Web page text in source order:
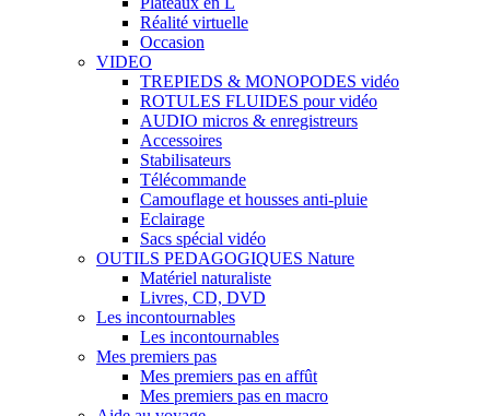
Réalité virtuelle
Occasion
VIDEO
TREPIEDS & MONOPODES vidéo
ROTULES FLUIDES pour vidéo
AUDIO micros & enregistreurs
Accessoires
Stabilisateurs
Télécommande
Camouflage et housses anti-pluie
Eclairage
Sacs spécial vidéo
OUTILS PEDAGOGIQUES Nature
Matériel naturaliste
Livres, CD, DVD
Les incontournables
Les incontournables
Mes premiers pas
Mes premiers pas en affût
Mes premiers pas en macro